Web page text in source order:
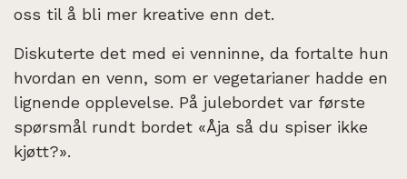
oss til å bli mer kreative enn det.
Diskuterte det med ei venninne, da fortalte hun
hvordan en venn, som er vegetarianer hadde en
lignende opplevelse. På julebordet var første
spørsmål rundt bordet «Åja så du spiser ikke
kjøtt?».